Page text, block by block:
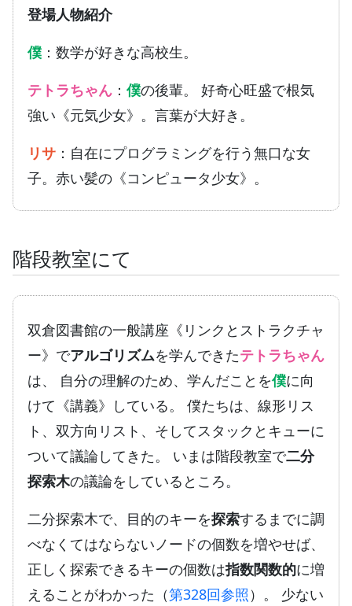
登場人物紹介
僕 ：数学が好きな高校生。
テトラちゃん ： 僕の後輩。 好奇心旺盛で根気
強い《元気少女》。言葉が大好き。
リサ ：自在にプログラミングを行う無口な女
子。赤い髪の《コンピュータ少女》。
階段教室にて
双倉図書館の一般講座《リンクとストラクチャ
ー》でアルゴリズムを学んできたテトラちゃん
は、 自分の理解のため、学んだことを僕に向
けて《講義》している。 僕たちは、線形リス
ト、双方向リスト、そしてスタックとキューに
ついて議論してきた。 いまは階段教室で二分
探索木の議論をしているところ。
二分探索木で、目的のキーを探索するまでに調
べなくてはならないノードの個数を増やせば、
正しく探索できるキーの個数は指数関数的に増
えることがわかった（第328回参照 ）。 少ない